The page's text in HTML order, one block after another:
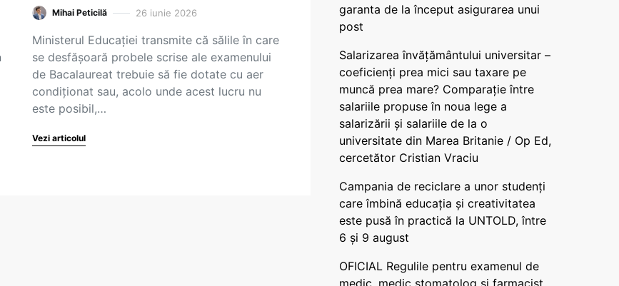
Mihai Peticilă 26 iunie 2026
Ministerul Educației transmite că sălile în care
se desfășoară probele scrise ale examenului
de Bacalaureat trebuie să fie dotate cu aer
condiționat sau, acolo unde acest lucru nu
este posibil,…
Vezi articolul
garanta de la început asigurarea unui
post
Salarizarea învățământului universitar –
coeficienți prea mici sau taxare pe
muncă prea mare? Comparație între
salariile propuse în noua lege a
salarizării și salariile de la o
universitate din Marea Britanie / Op Ed,
cercetător Cristian Vraciu
Campania de reciclare a unor studenți
care îmbină educația și creativitatea
este pusă în practică la UNTOLD, între
6 și 9 august
OFICIAL Regulile pentru examenul de
medic, medic stomatolog și farmacist